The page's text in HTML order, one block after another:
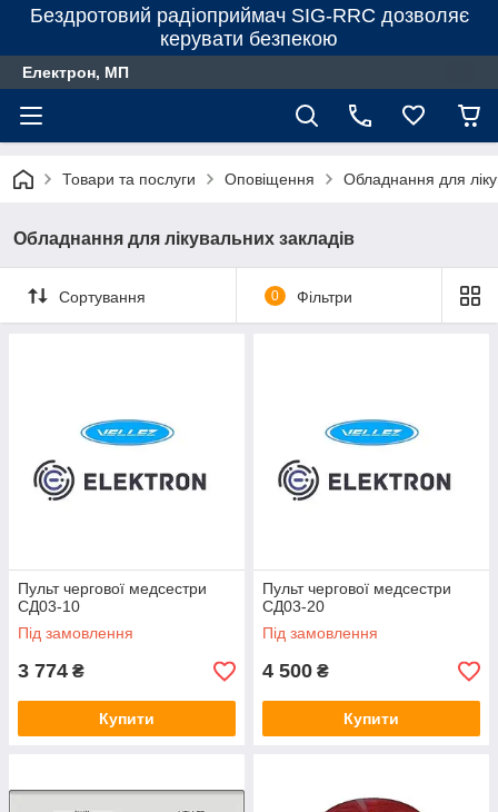
Бездротовий радіоприймач SIG-RRC дозволяє
керувати безпекою
Електрон, МП
Товари та послуги Оповіщення Обладнання для
Обладнання для лікувальних закладів
Сортування 0 Фільтри
Пульт чергової медсестри
СД03-10
Під замовлення
3 774 ₴
Купити
Пульт чергової медсестри
СД03-20
Під замовлення
4 500 ₴
Купити